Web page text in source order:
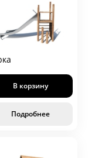
В корзину
Подробнее